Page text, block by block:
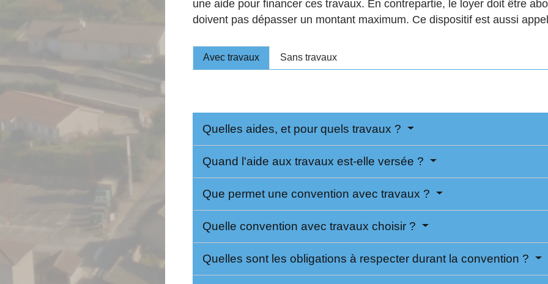
une aide pour financer ces travaux. En contrepartie, le loyer doit être
doivent pas dépasser un montant maximum. Ce dispositif est aussi
Avec travaux Sans travaux
Quelles aides, et pour quels travaux ?
Quand l'aide aux travaux est-elle versée ?
Que permet une convention avec travaux ?
Quelle convention avec travaux choisir ?
Quelles sont les obligations à respecter durant la convention ?